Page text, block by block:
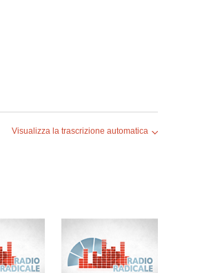
Visualizza la trascrizione automatica